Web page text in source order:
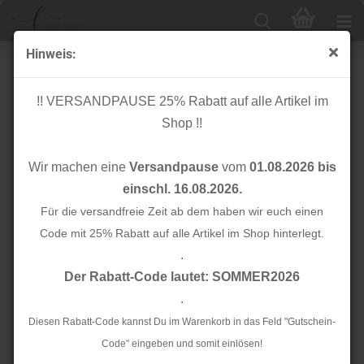
Hinweis:
!! VERSANDPAUSE 25% Rabatt auf alle Artikel im
Shop !!
Wir machen eine Versandpausevom 01.08.2026 bis
einschl. 16.08.2026.
Für die versandfreie Zeit ab dem haben wir euch einen
Code mit 25% Rabatt auf alle Artikel im Shop hinterlegt.
.
Der Rabatt-Code lautet: SOMMER2026
.
Diesen Rabatt-Code kannst Du im Warenkorb in das Feld "Gutschein-
Code" eingeben und somit einlösen!
Amann Mettler
1
Nähgarnset -